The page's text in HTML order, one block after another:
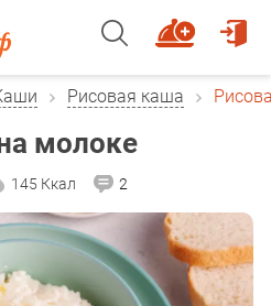
Рисовая каша
молоке
145 Ккал 2